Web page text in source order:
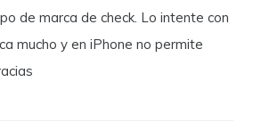
de marca de check. Lo intente con
mucho y en iPhone no permite